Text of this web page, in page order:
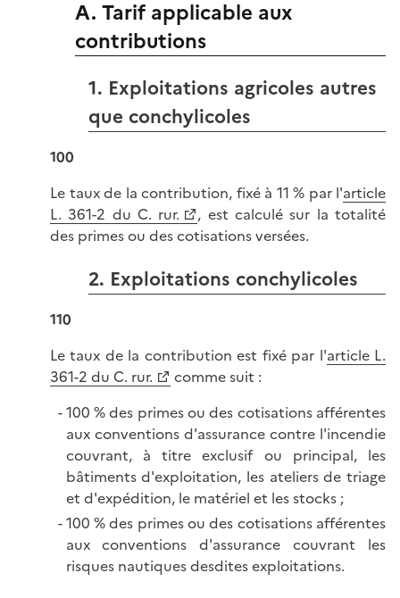
A. Tarif applicable aux
contributions
1. Exploitations agricoles autres
que conchylicoles
100
Le taux de la contribution, fixé à 11 % par l'article
L. 361-2 du C. rur.
, est calculé sur la totalité
des primes ou des cotisations versées.
2. Exploitations conchylicoles
110
Le taux de la contribution est fixé par l'article L.
361-2 du C. rur.
comme suit :
100 % des primes ou des cotisations afférentes
aux conventions d'assurance contre l'incendie
couvrant, à titre exclusif ou principal, les
bâtiments d'exploitation, les ateliers de triage
et d'expédition, le matériel et les stocks ;
100 % des primes ou des cotisations afférentes
aux conventions d'assurance couvrant les
risques nautiques desdites exploitations.